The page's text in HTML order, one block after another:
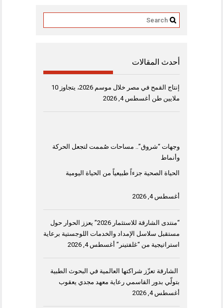
أحدث المقالات
إنتاج القمح في مصر خلال موسم 2026، يتجاوز 10
ملايين طن أغسطس 4, 2026
وجهات “شروق”.. مساحات صُممت لتجعل الحركة
وأنماط
الحياة الصحية جزءاً طبيعياً من الحياة اليومية
أغسطس 4, 2026
“منتدى الشارقة للاستثمار 2026” يعزز الحوار حول
مستقبل سلاسل الإمداد والخدمات اللوجستية برعاية
استراتيجية من “غلفتينر” أغسطس 4, 2026
الشارقة تعزّز شراكتها العالمية في البحوث الطبية
بتولّي بدور القاسمي رعاية معهد مجدي يعقوب
أغسطس 4, 2026